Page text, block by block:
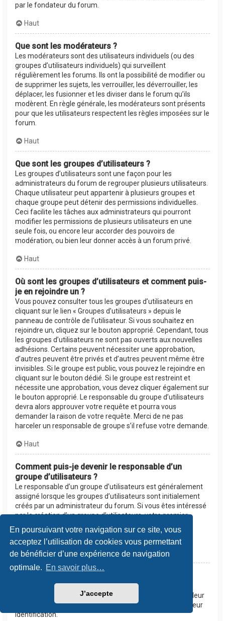
En poursuivant votre navigation sur ce site, vous
acceptez l’utilisation de cookies vous permettant
de bénéficier d’une expérience de navigation
optimale. En savoir plus…
J’accepte
par le fondateur du forum.
Haut
Que sont les modérateurs ?
Les modérateurs sont des utilisateurs individuels (ou des
groupes d’utilisateurs individuels) qui surveillent
régulièrement les forums. Ils ont la possibilité de modifier ou
de supprimer les sujets, les verrouiller, les déverrouiller, les
déplacer, les fusionner et les diviser dans le forum qu’ils
modèrent. En règle générale, les modérateurs sont présents
pour que les utilisateurs respectent les règles imposées sur le
forum.
Haut
Que sont les groupes d’utilisateurs ?
Les groupes d’utilisateurs sont une façon pour les
administrateurs du forum de regrouper plusieurs utilisateurs.
Chaque utilisateur peut appartenir à plusieurs groupes et
chaque groupe peut détenir des permissions individuelles.
Ceci facilite les tâches aux administrateurs qui pourront
modifier les permissions de plusieurs utilisateurs en une
seule fois, ou encore leur accorder des pouvoirs de
modération, ou bien leur donner accès à un forum privé.
Haut
Où sont les groupes d’utilisateurs et comment puis-
je en rejoindre un ?
Vous pouvez consulter tous les groupes d’utilisateurs en
cliquant sur le lien « Groupes d’utilisateurs » depuis le
panneau de contrôle de l’utilisateur. Si vous souhaitez en
rejoindre un, cliquez sur le bouton approprié. Cependant, tous
les groupes d’utilisateurs ne sont pas ouverts aux nouvelles
adhésions. Certains peuvent nécessiter une approbation,
d’autres peuvent être privés et d’autres peuvent même être
invisibles. Si le groupe est public, vous pouvez le rejoindre en
cliquant sur le bouton dédié. Si le groupe est restreint et
nécessite une approbation, vous devez cliquer également sur
le bouton approprié. Le responsable du groupe d’utilisateurs
devra alors approuver votre requête et pourra vous
demander la raison de votre requête. Merci de ne pas
harceler un responsable de groupe s’il refuse votre demande.
Haut
Comment puis-je devenir le responsable d’un
groupe d’utilisateurs ?
Le responsable d’un groupe d’utilisateurs est généralement
assigné lorsque les groupes d’utilisateurs sont initialement
créés par un administrateur du forum. Si vous êtes intéressé
par la création d’un groupe d’utilisateurs, votre premier
contact devrait être un administrateur. Essayez de le
contacter en lui envoyant un message privé.
Haut
apparaissent dans une couleur différente ?
Les administrateurs du forum peuvent assigner une couleur
aux membres d’un groupe d’utilisateurs afin de faciliter leur
identification.